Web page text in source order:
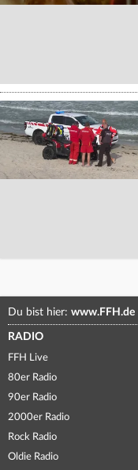
Du bist hier: www.FFH.de
RADIO
FFH Live
80er Radio
90er Radio
2000er Radio
Rock Radio
Oldie Radio